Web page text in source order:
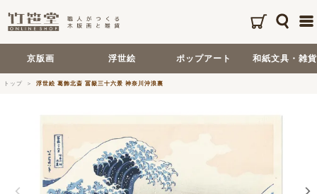
京版画 浮世絵 ポップアート 和紙文具・雑貨
トップ 浮世絵 葛飾北斎 冨嶽三十六景 神奈川沖浪裏